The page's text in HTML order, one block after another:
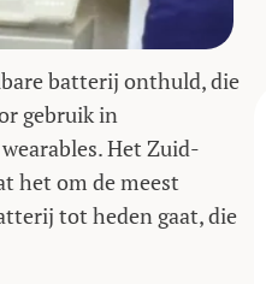
batterij onthuld, die
gebruik in
Het Zuid-
het om de meest
tot heden gaat, die